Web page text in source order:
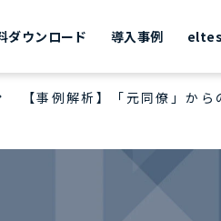
ダウンロード 導入事例
【事例解析】「元同僚」か